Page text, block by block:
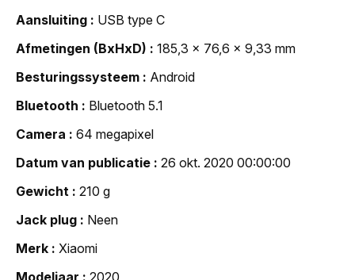
Aansluiting
USB type C
Afmetingen (BxHxD)
185,3 x 76,6 x 9,33 mm
Besturingssysteem
Android
Bluetooth
Bluetooth 5.1
Camera
64 megapixel
Datum van publicatie
26 okt. 2020 00:00:00
Gewicht
210 g
Jack plug
Neen
Merk
Xiaomi
Modeljaar
2020